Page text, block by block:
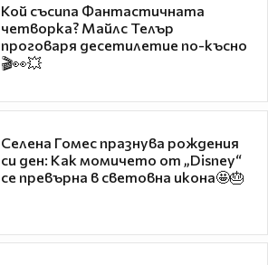
Кой съсипа Фантастичната
четворка? Майлс Телър
проговаря десетилетие по-късно
🎬👀💥
Селена Гомес празнува рождения
си ден: Как момичето от „Disney“
се превърна в световна икона🤩🎂